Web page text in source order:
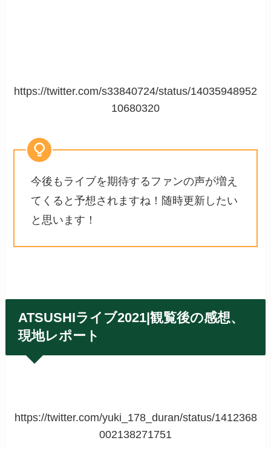
https://twitter.com/s33840724/status/14035948952
10680320
今後もライブを期待するファンの声が増え
てくると予想されますね！随時更新したい
と思います！
ATSUSHIライブ2021|観覧後の感想、
現地レポート
https://twitter.com/yuki_178_duran/status/1412368
002138271751